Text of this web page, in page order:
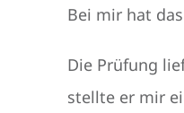
Bei mir hat
Die Prüfung
stellte er mir